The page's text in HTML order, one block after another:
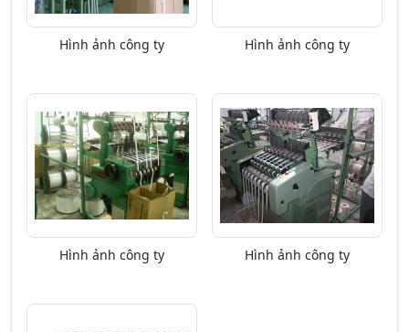
Hình ảnh công ty Hình ảnh công ty
Hình ảnh công ty Hình ảnh công ty